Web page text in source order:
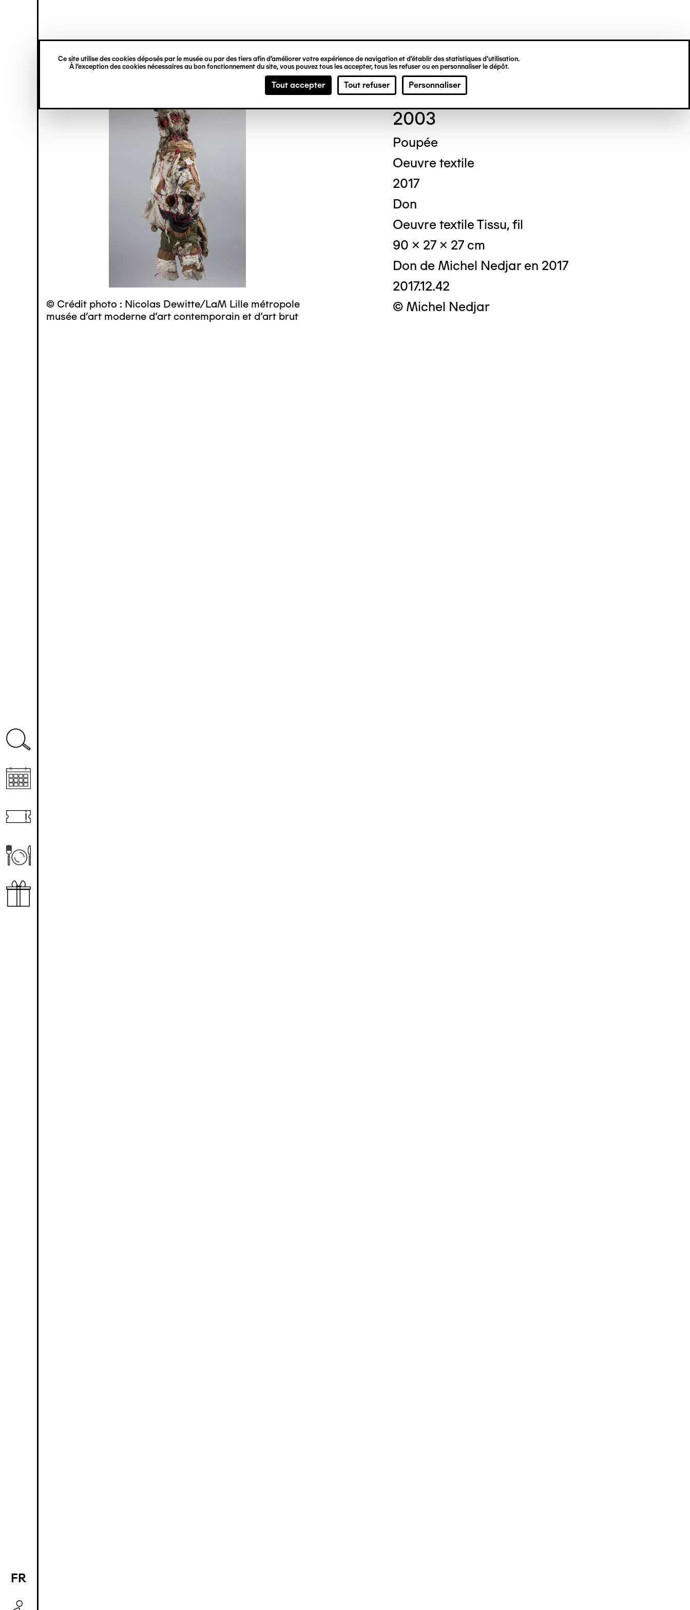
Ce site utilise des cookies déposés par le musée ou par des tiers afin d’améliorer votre expérience de navigation et d’établir des statistiques d’utilisation.
À l’exception des cookies nécessaires au bon fonctionnement du site, vous pouvez tous les accepter, tous les refuser ou en personnaliser le dépôt.
Tout accepter Tout refuser Personnaliser
principal
verticale
FR
EN
© Crédit photo : Nicolas Dewitte/LaM Lille métropole
musée d’art moderne d’art contemporain et d’art brut
Michel NEDJAR
2003
Poupée
Oeuvre textile
2017
Don
Oeuvre textile Tissu, fil
90 x 27 x 27 cm
Don de Michel Nedjar en 2017
2017.12.42
© Michel Nedjar